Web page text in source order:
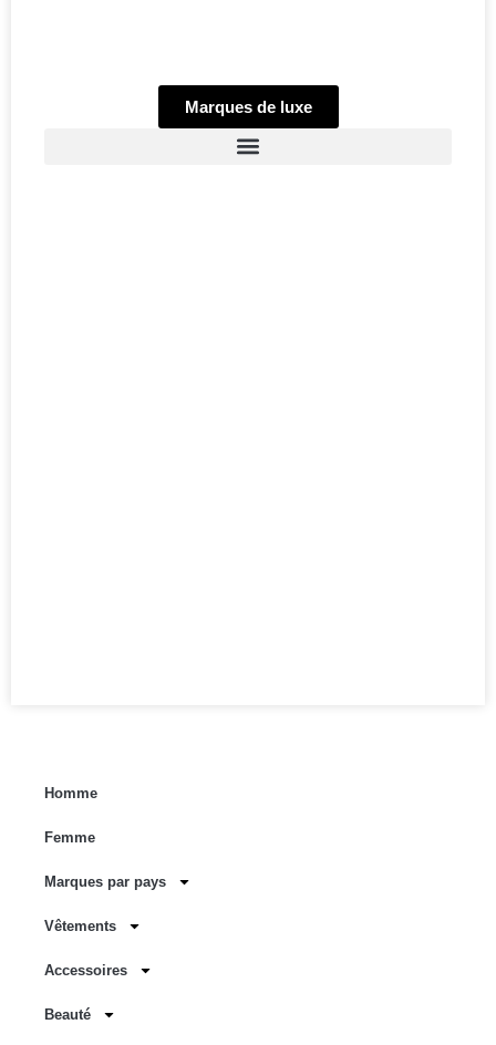
Marques de luxe
Homme
Femme
Marques par pays
Vêtements
Accessoires
Beauté